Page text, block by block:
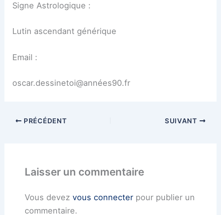
Signe Astrologique :
Lutin ascendant générique
Email :
oscar.dessinetoi@années90.fr
PRÉCÉDENT SUIVANT
Laisser un commentaire
Vous devez vous connecterpour publier un
commentaire.